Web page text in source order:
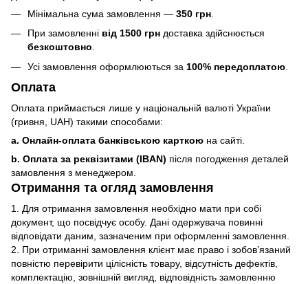
Мінімальна сума замовлення — 350 грн
При замовленні від 1500 грн доставка здійснюється
безкоштовно.
Усі замовлення оформлюються за 100% передоплатою
Оплата
Оплата приймається лише у національній валюті України
(гривня, UAH) такими способами:
a. Онлайн-оплата банківською карткою на сайті.
b. Оплата за реквізитами (IBAN) після погодження деталей
замовлення з менеджером.
Отримання та огляд замовлення
1. Для отримання замовлення необхідно мати при собі
документ, що посвідчує особу. Дані одержувача повинні
відповідати даним, зазначеним при оформленні замовлення.
2. При отриманні замовлення клієнт має право і зобов’язаний
повністю перевірити цілісність товару, відсутність дефектів,
комплектацію, зовнішній вигляд, відповідність замовленню